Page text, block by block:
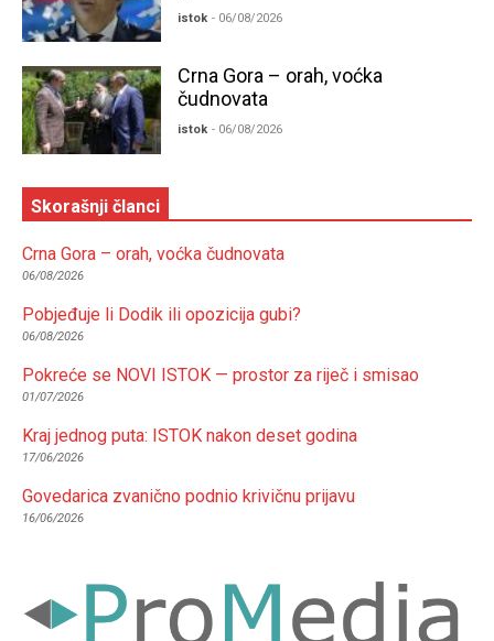
istok - 06/08/2026
Crna Gora – orah, voćka
čudnovata
istok - 06/08/2026
Skorašnji članci
Crna Gora – orah, voćka čudnovata
06/08/2026
Pobjeđuje li Dodik ili opozicija gubi?
06/08/2026
Pokreće se NOVI ISTOK — prostor za riječ i smisao
01/07/2026
Kraj jednog puta: ISTOK nakon deset godina
17/06/2026
Govedarica zvanično podnio krivičnu prijavu
16/06/2026